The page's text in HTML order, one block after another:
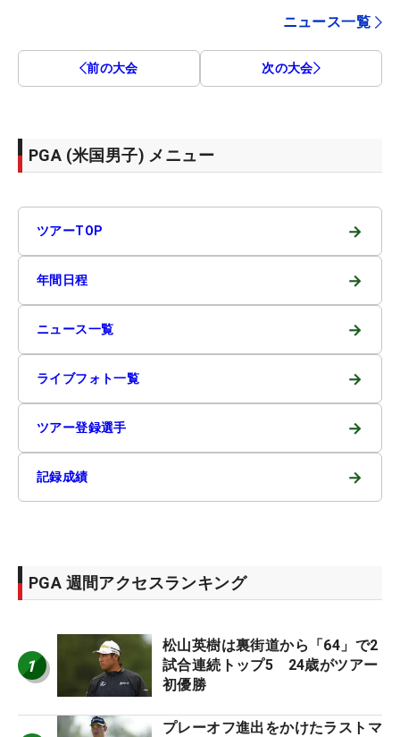
ニュース一覧
前の大会 次の大会
PGA (米国男子) メニュー
ツアーTOP →
年間日程 →
ニュース一覧 →
ライブフォト一覧 →
ツアー登録選手 →
記録成績 →
PGA 週間アクセスランキング
1
松山英樹は裏街道から「64」で2
試合連続トップ5 24歳がツアー
初優勝
プレーオフ進出をかけたラストマ